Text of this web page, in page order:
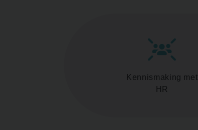
Kennismaking met
HR